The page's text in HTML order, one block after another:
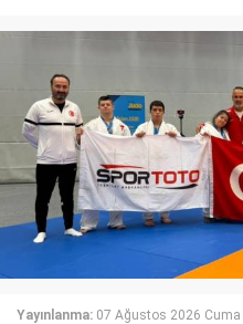
Yayınlanma: 07 Ağustos 2026 Cuma